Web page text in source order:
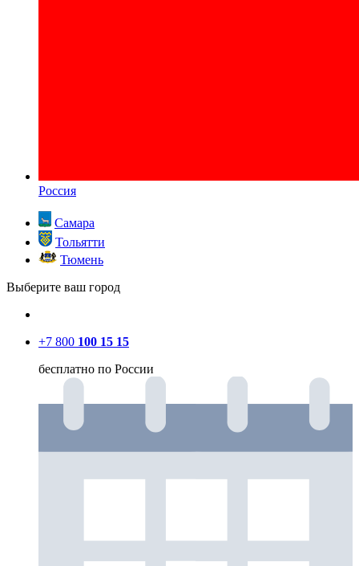
Россия
Самара
Тольятти
Тюмень
Выберите ваш город
+7 800 100 15 15
бесплатно по России